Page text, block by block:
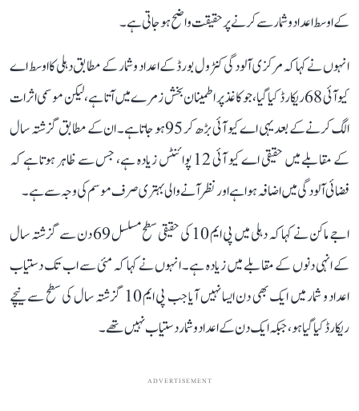
کے اوسط اعداد و شمار سے کرنے پر حقیقت واضح ہو جاتی ہے۔
انہوں نے کہا کہ مرکزی آلودگی کنٹرول بورڈ کے اعداد و شمار کے مطابق دہلی کا اوسط اے
کیو آئی 68 ریکارڈ کیا گیا، جو کاغذ پر اطمینان بخش زمرے میں آتا ہے، لیکن موسمی اثرات
الگ کرنے کے بعد یہی اے کیو آئی بڑھ کر 95 ہو جاتا ہے۔ ان کے مطابق گزشتہ سال
کے مقابلے میں حقیقی اے کیو آئی 12 پوائنٹس زیادہ ہے، جس سے ظاہر ہوتا ہے کہ
فضائی آلودگی میں اضافہ ہوا ہے اور نظر آنے والی بہتری صرف موسم کی وجہ سے ہے۔
اجے ماکن نے کہا کہ دہلی میں پی ایم 10 کی حقیقی سطح مسلسل 69 دن سے گزشتہ سال
کے انہی دنوں کے مقابلے میں زیادہ ہے۔ انہوں نے کہا کہ مئی سے اب تک دستیاب
اعداد و شمار میں ایک بھی دن ایسا نہیں آیا جب پی ایم 10 گزشتہ سال کی سطح سے نیچے
ریکارڈ کیا گیا ہو، جبکہ ایک دن کے اعداد و شمار دستیاب نہیں تھے۔
ADVERTISEMENT